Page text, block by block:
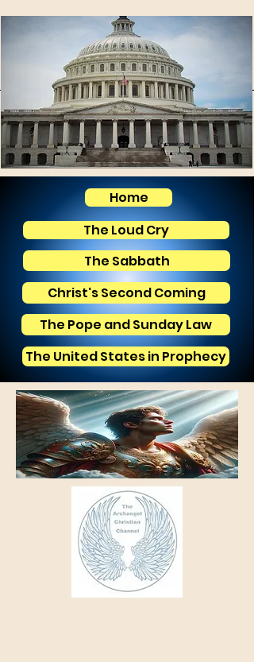
Home
The Loud Cry
The Sabbath
Christ's Second Coming
The Pope and Sunday Law
The United States in Prophecy